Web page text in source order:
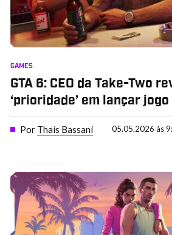
GAMES
GTA 6: CEO da Take-Two
‘prioridade’ em lançar
Por Thais Bassani 05.05.2026 às